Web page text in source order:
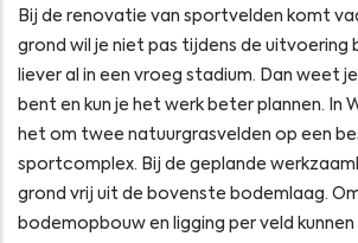
Bij de renovatie van sportvelden komt
grond wil je niet pas tijdens de uitvoering
liever al in een vroeg stadium. Dan weet
bent en kun je het werk beter plannen. In
het om twee natuurgrasvelden op een
sportcomplex. Bij de geplande
grond vrij uit de bovenste bodemlaag.
bodemopbouw en ligging per veld kunnen